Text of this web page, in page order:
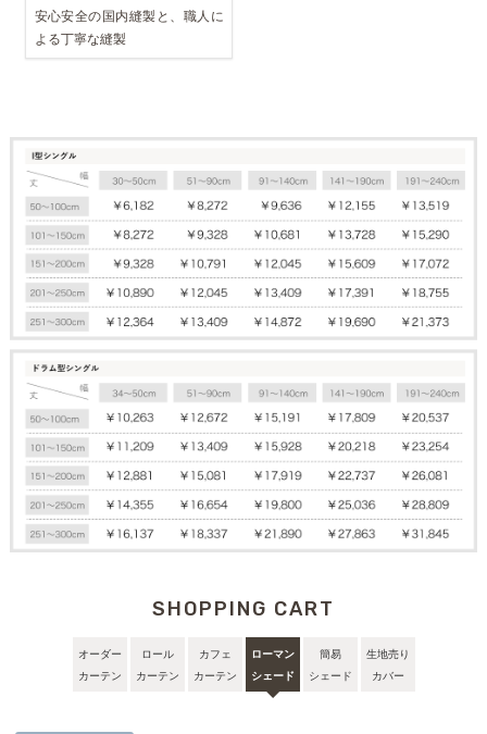
安心安全の国内縫製と、職人に
よる丁寧な縫製
SHOPPING CART
オーダー
カーテン
ロール
カーテン
カフェ
カーテン
ローマン
シェード
簡易
シェード
生地売り
カバー